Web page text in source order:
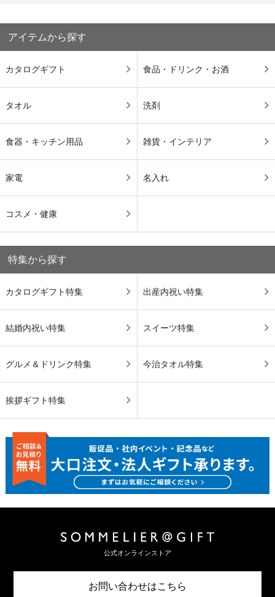
アイテムから探す
カタログギフト 食品・ドリンク・お酒
タオル 洗剤
食器・キッチン用品 雑貨・インテリア
家電 名入れ
コスメ・健康
特集から探す
カタログギフト特集 出産内祝い特集
結婚内祝い特集 スイーツ特集
グルメ＆ドリンク特集 今治タオル特集
挨拶ギフト特集
公式オンラインストア
お問い合わせはこちら